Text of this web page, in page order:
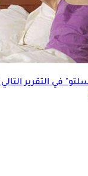
في التقرير